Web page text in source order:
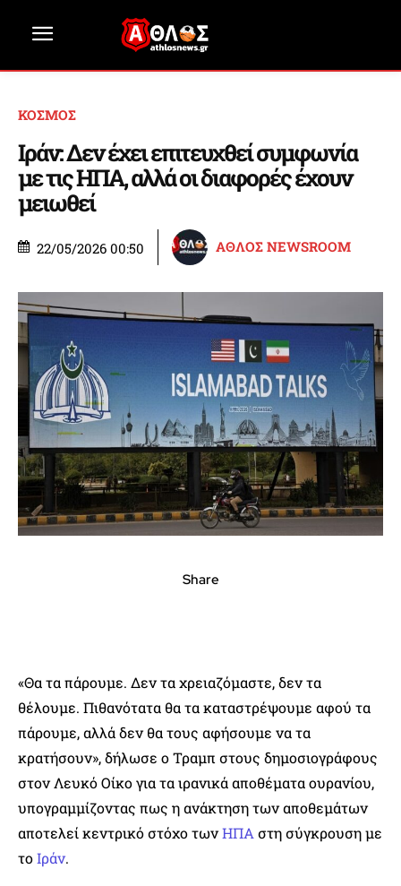
ΚΟΣΜΟΣ
Ιράν: Δεν έχει επιτευχθεί συμφωνία
με τις ΗΠΑ, αλλά οι διαφορές έχουν
μειωθεί
22/05/2026 00:50 ΑΘΛΟΣ NEWSROOM
Share
«Θα τα πάρουμε. Δεν τα χρειαζόμαστε, δεν τα
θέλουμε. Πιθανότατα θα τα καταστρέψουμε αφού τα
πάρουμε, αλλά δεν θα τους αφήσουμε να τα
κρατήσουν», δήλωσε ο Τραμπ στους δημοσιογράφους
στον Λευκό Οίκο για τα ιρανικά αποθέματα ουρανίου,
υπογραμμίζοντας πως η ανάκτηση των αποθεμάτων
αποτελεί κεντρικό στόχο τωνΗΠΑστη σύγκρουση με
τοΙράν.